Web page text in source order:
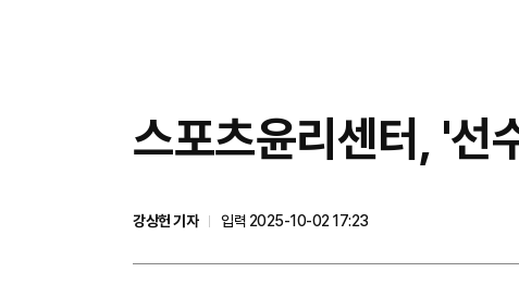
스포츠윤리센터, '선
강상헌 기자
입력 2025-10-02 17:23